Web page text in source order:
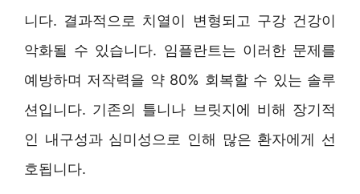
니다. 결과적으로 치열이 변형되고 구강 건강이
악화될 수 있습니다. 임플란트는 이러한 문제를
예방하며 저작력을 약 80% 회복할 수 있는 솔루
션입니다. 기존의 틀니나 브릿지에 비해 장기적
인 내구성과 심미성으로 인해 많은 환자에게 선
호됩니다.